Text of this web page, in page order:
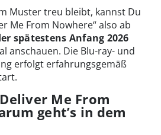
Muster treu bleibt, kannst Du
Me From Nowhere“ also ab
spätestens Anfang 2026
anschauen. Die Blu-ray- und
erfolgt erfahrungsgemäß
Me From
geht’s in dem